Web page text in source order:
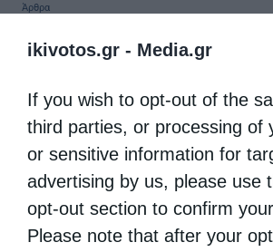
ikivotos.gr - Media.gr
If you wish to opt-out of the
third parties, or processing of
or sensitive information for
advertising by us, please use
opt-out section to confirm
Please note that after your
Άρθρα
Γράφει ο π. Αντώνιος Χρήστου:
από christina 15 Οκτωβρίου 2018
Του π. Αντώνιου Χρήστου
αναγνώστες, σε αυτό το άρθρο
ασχοληθούμε με το ερώτημα
στον τίτλο μας. Δε μας